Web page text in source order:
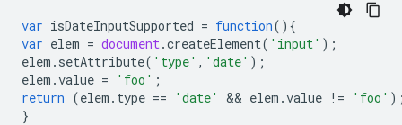
var isDateInputSupported = function(){
var elem = document.createElement( 'input' );
elem . setAttribute( 'type' , 'date' );
elem .value = 'foo' ;
return (elem . type == 'date' && elem .value != 'foo'
}